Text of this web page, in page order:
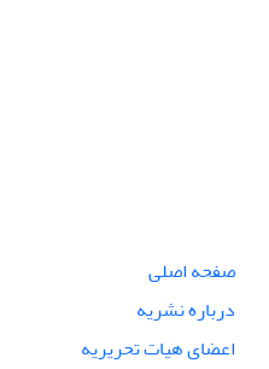
صفحه اصلی
درباره نشریه
اعضای هیات تحریریه